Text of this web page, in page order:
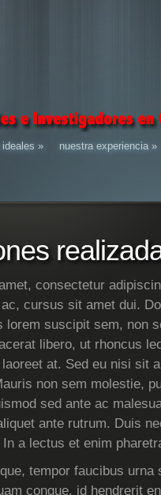
» nuestra experiencia»
consectetur
cursus sit amet dui.
lorem suscipit sem, non
libero, ut rhoncus
at. Sed eu nisi sit
non sem molestie,
sed ante ac
ante rutrum. Duis
a lectus et enim
tempor faucibus urna
congue, id hendrerit